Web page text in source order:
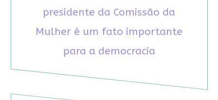
presidente da Comissão da
Mulher é um fato importante
para a democracia